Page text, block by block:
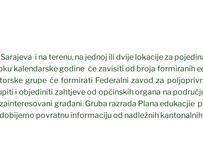
i na terenu, na jednoj ili dvije lokacije za
kalendarske godine će zavisiti od broja formiranih
grupe će formirati Federalni zavod za
i objediniti zahtjeve od općinskih organa na
građani. Gruba razrada Plana edukacjie
povratnu informaciju od nadležnih